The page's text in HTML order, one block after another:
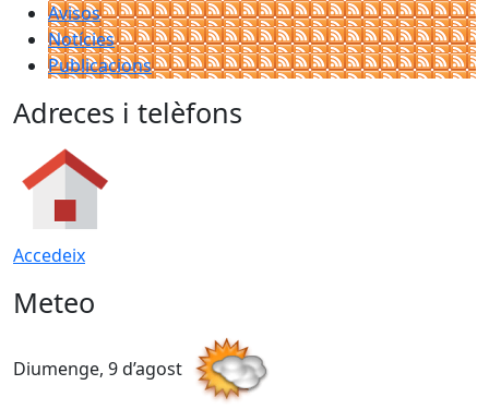
Avisos
Notícies
Publicacions
Adreces i telèfons
Accedeix
Meteo
Diumenge, 9 d’agost